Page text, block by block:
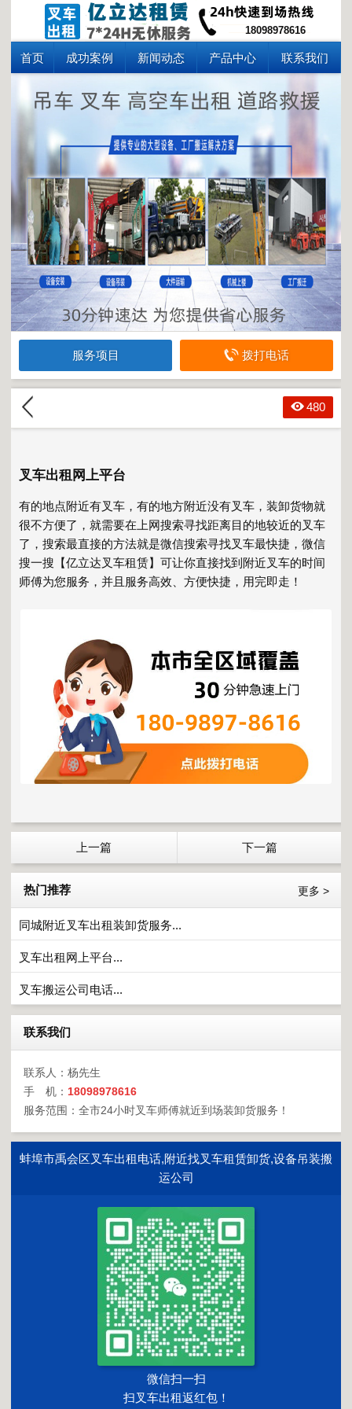
18098978616
首页 成功案例 新闻动态 产品中心 联系我们
服务项目 拨打电话
480
叉车出租网上平台
有的地点附近有叉车，有的地方附近没有叉车，装卸货物就
很不方便了，就需要在上网搜索寻找距离目的地较近的叉车
了，搜索最直接的方法就是微信搜索寻找叉车最快捷，微信
搜一搜【亿立达叉车租赁】可让你直接找到附近叉车的时间
师傅为您服务，并且服务高效、方便快捷，用完即走！
上一篇 下一篇
热门推荐 更多 >
同城附近叉车出租装卸货服务...
叉车出租网上平台...
叉车搬运公司电话...
联系我们
联系人：杨先生
手 机： 18098978616
服务范围：全市24小时叉车师傅就近到场装卸货服务！
蚌埠市禹会区叉车出租电话,附近找叉车租赁卸货,设备吊装搬
运公司
微信扫一扫
扫叉车出租返红包！